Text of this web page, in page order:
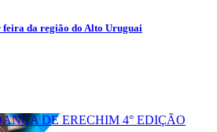
da região do Alto Uruguai
DE ERECHIM 4° EDIÇÃO